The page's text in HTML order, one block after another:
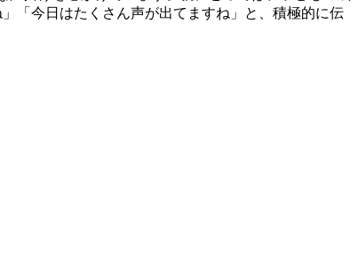
「今日はたくさん声が出てますね」と、積極的に伝